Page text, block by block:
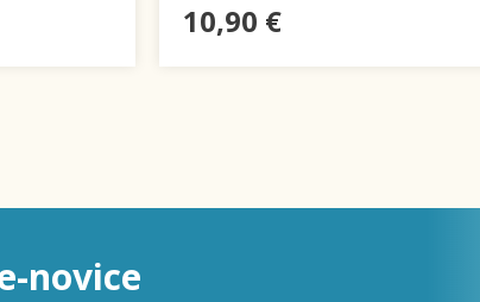
10,90 €
novice